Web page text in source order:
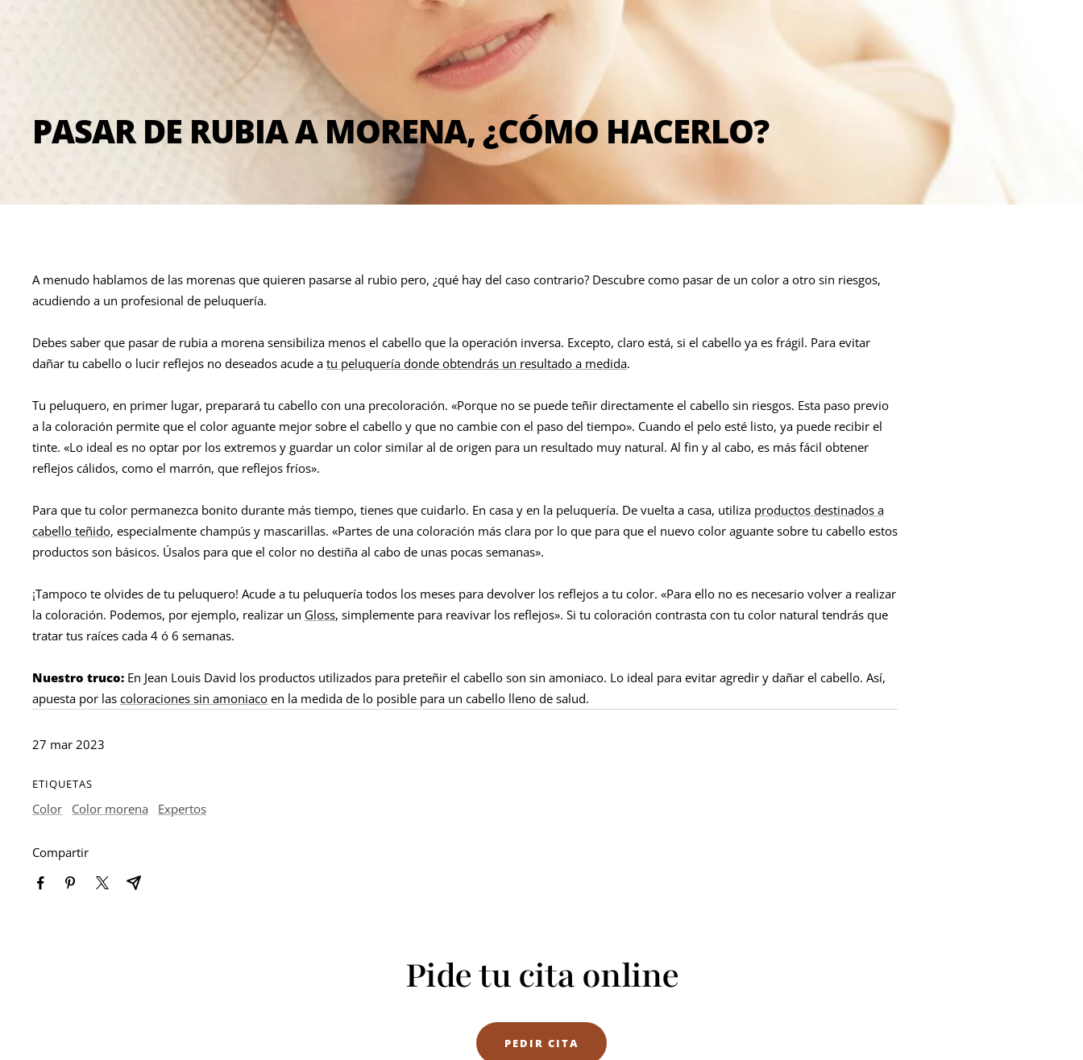
PASAR DE RUBIA A MORENA, ¿CÓMO HACERLO?
A menudo hablamos de las morenas que quieren pasarse al rubio pero, ¿qué hay del caso contrario? Descubre como pasar de un color a otro sin riesgos,
acudiendo a un profesional de peluquería.
Debes saber que pasar de rubia a morena sensibiliza menos el cabello que la operación inversa. Excepto, claro está, si el cabello ya es frágil. Para evitar
dañar tu cabello o lucir reflejos no deseados acude a tu peluquería donde obtendrás un resultado a medida.
Tu peluquero, en primer lugar, preparará tu cabello con una precoloración. «Porque no se puede teñir directamente el cabello sin riesgos. Esta paso previo
a la coloración permite que el color aguante mejor sobre el cabello y que no cambie con el paso del tiempo». Cuando el pelo esté listo, ya puede recibir el
tinte. «Lo ideal es no optar por los extremos y guardar un color similar al de origen para un resultado muy natural. Al fin y al cabo, es más fácil obtener
reflejos cálidos, como el marrón, que reflejos fríos».
Para que tu color permanezca bonito durante más tiempo, tienes que cuidarlo. En casa y en la peluquería. De vuelta a casa, utiliza productos destinados a
cabello teñido, especialmente champús y mascarillas. «Partes de una coloración más clara por lo que para que el nuevo color aguante sobre tu cabello estos
productos son básicos. Úsalos para que el color no destiña al cabo de unas pocas semanas».
¡Tampoco te olvides de tu peluquero! Acude a tu peluquería todos los meses para devolver los reflejos a tu color. «Para ello no es necesario volver a realizar
la coloración. Podemos, por ejemplo, realizar un Gloss, simplemente para reavivar los reflejos». Si tu coloración contrasta con tu color natural tendrás que
tratar tus raíces cada 4 ó 6 semanas.
Nuestro truco: En Jean Louis David los productos utilizados para preteñir el cabello son sin amoniaco. Lo ideal para evitar agredir y dañar el cabello. Así,
apuesta por las coloraciones sin amoniaco en la medida de lo posible para un cabello lleno de salud.
27 mar 2023
ETIQUETAS
Color Color morena Expertos
Compartir
Pide tu cita online
PEDIR CITA